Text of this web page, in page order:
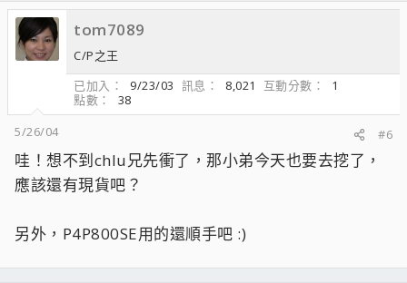
tom7089
C/P之王
已加入
9/23/03 訊息 8,021 互動分數
1
點數
38
5/26/04
#6
哇！想不到chlu兄先衝了，那小弟今天也要去挖了，
應該還有現貨吧？
另外，P4P800SE用的還順手吧 :)